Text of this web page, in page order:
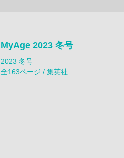
MyAge 2023 冬号
2023 冬号
全163ページ / 集英社